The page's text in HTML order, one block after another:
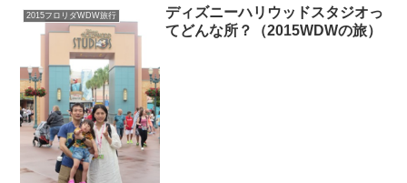
2015フロリダWDW旅行
ディズニーハリウッドスタジオっ
てどんな所？（2015WDWの旅）